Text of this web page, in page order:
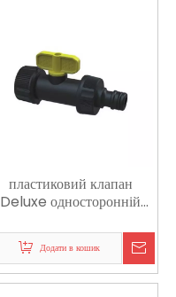
пластиковий клапан
Deluxe односторонній
до кухонного крана
Додати в кошик